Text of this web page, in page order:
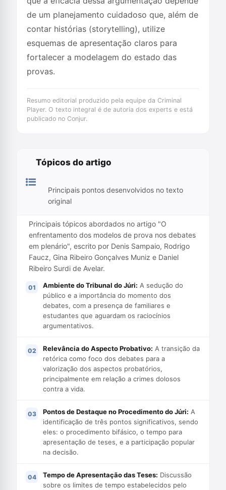
de um planejamento cuidadoso que, além de
contar histórias (storytelling), utilize
esquemas de apresentação claros para
fortalecer a modelagem do estado das
provas.
Resumo editorial produzido pela equipe da Criminal
Player. O texto integral é de autoria dos experts e está
publicado no Conjur.
Tópicos do artigo
Principais pontos desenvolvidos no texto
original
Principais tópicos abordados no artigo "O
enfrentamento dos modelos de prova nos debates
em plenário", escrito por Denis Sampaio, Rodrigo
Faucz, Gina Ribeiro Gonçalves Muniz e Daniel
Ribeiro Surdi de Avelar.
Ambiente do Tribunal do Júri: A sedução do
público e a importância do momento dos
debates, com a presença de familiares e
estudantes que aguardam os raciocínios
argumentativos.
Relevância do Aspecto Probativo: A transição da
retórica como foco dos debates para a
valorização dos aspectos probatórios,
principalmente em relação a crimes dolosos
contra a vida.
Pontos de Destaque no Procedimento do Júri: A
identificação de três pontos significativos, sendo
eles: o procedimento bifásico, o tempo para
apresentação de teses, e a participação popular
na decisão.
Tempo de Apresentação das Teses: Discussão
sobre os limites de tempo estabelecidos pelo